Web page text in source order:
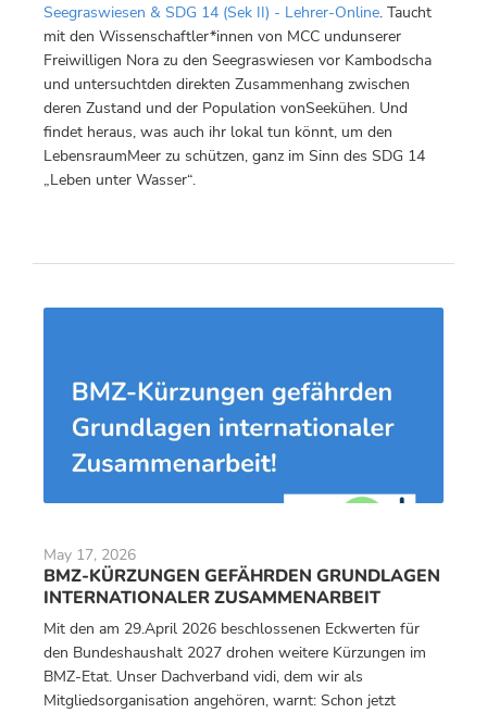
Seegraswiesen & SDG 14 (Sek II) - Lehrer-Online. Taucht
mit den Wissenschaftler*innen von MCC undunserer
Freiwilligen Nora zu den Seegraswiesen vor Kambodscha
und untersuchtden direkten Zusammenhang zwischen
deren Zustand und der Population vonSeekühen. Und
findet heraus, was auch ihr lokal tun könnt, um den
LebensraumMeer zu schützen, ganz im Sinn des SDG 14
„Leben unter Wasser“.
May 17, 2026
BMZ-KÜRZUNGEN GEFÄHRDEN GRUNDLAGEN
INTERNATIONALER ZUSAMMENARBEIT
Mit den am 29.April 2026 beschlossenen Eckwerten für
den Bundeshaushalt 2027 drohen weitere Kürzungen im
BMZ-Etat. Unser Dachverband vidi, dem wir als
Mitgliedsorganisation angehören, warnt: Schon jetzt